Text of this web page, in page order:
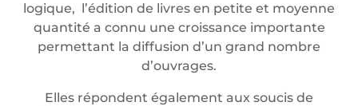
logique, l’édition de livres en petite et moyenne
quantité a connu une croissance importante
permettant la diffusion d’un grand nombre
d’ouvrages.
Elles répondent également aux soucis de